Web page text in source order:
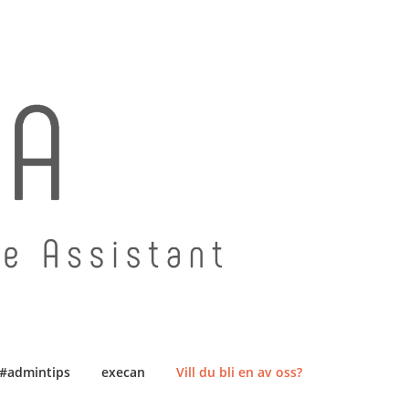
#admintips execan Vill du bli en av oss?